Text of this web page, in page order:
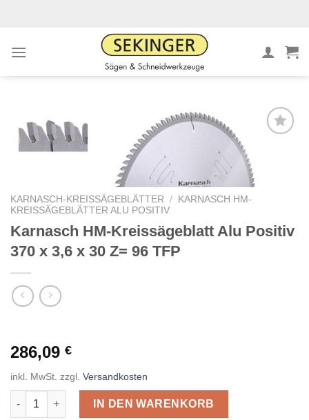
Sägen
hinzufügen
KARNASCH-KREISSÄGEBLÄTTER /
KARNASCH HM-
KREISSÄGEBLÄTTER ALU POSITIV
Karnasch HM-Kreissägeblatt Alu Positiv
370 x 3,6 x 30 Z= 96 TFP
286,09 €
inkl. MwSt. zzgl. Versandkosten
Karnasch HM-Kreissägeblatt Alu Positiv 370 x 3,6 x 30 Z= 96
IN DEN WARENKORB